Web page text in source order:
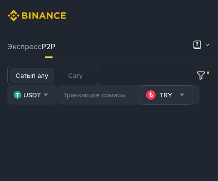
ЭкспрессP2P
Сатып алу Сату
USDT TRY